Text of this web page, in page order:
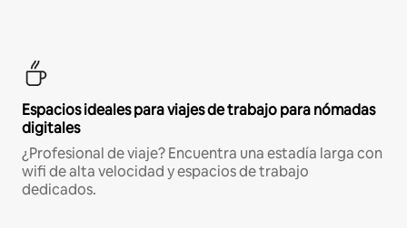
Espacios ideales para viajes de trabajo para nómadas
digitales
¿Profesional de viaje? Encuentra una estadía larga con
wifi de alta velocidad y espacios de trabajo
dedicados.